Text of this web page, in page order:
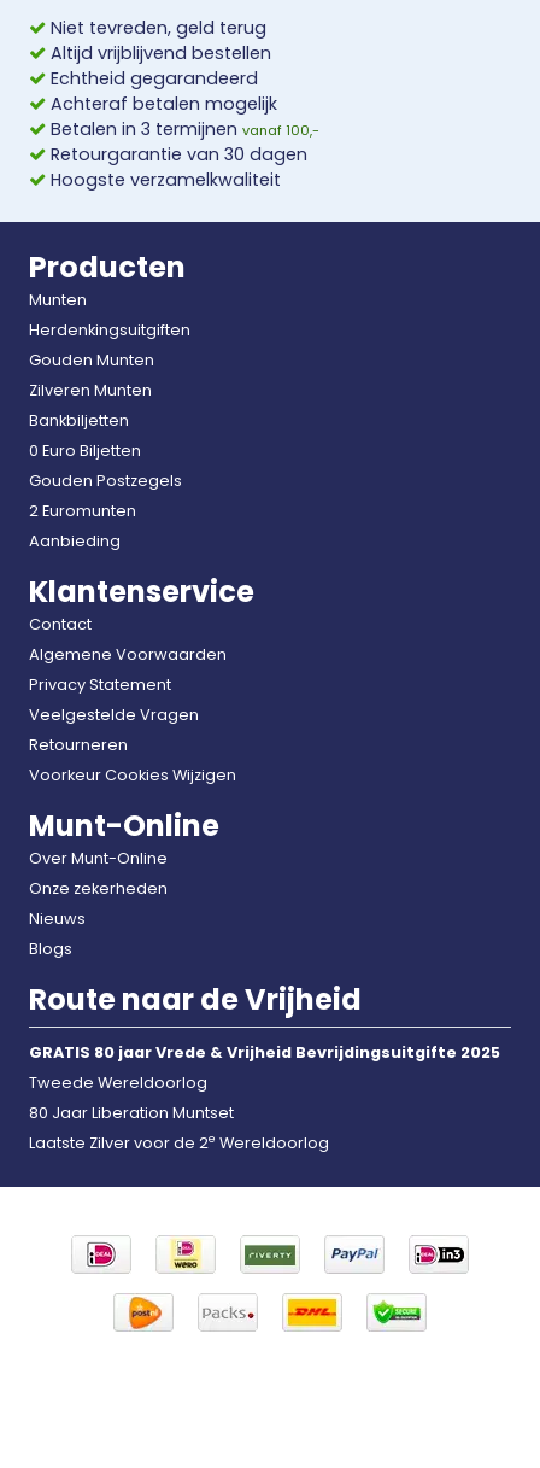
Niet tevreden, geld terug
Altijd vrijblijvend bestellen
Echtheid gegarandeerd
Achteraf betalen mogelijk
Betalen in 3 termijnen vanaf 100,-
Retourgarantie van 30 dagen
Hoogste verzamelkwaliteit
Producten
Munten
Herdenkingsuitgiften
Gouden Munten
Zilveren Munten
Bankbiljetten
0 Euro Biljetten
Gouden Postzegels
2 Euromunten
Aanbieding
Klantenservice
Contact
Algemene Voorwaarden
Privacy Statement
Veelgestelde Vragen
Retourneren
Voorkeur Cookies Wijzigen
Munt-Online
Over Munt-Online
Onze zekerheden
Nieuws
Blogs
Route naar de Vrijheid
GRATIS 80 jaar Vrede & Vrijheid Bevrijdingsuitgifte 2025
Tweede Wereldoorlog
80 Jaar Liberation Muntset
Laatste Zilver voor de 2e Wereldoorlog